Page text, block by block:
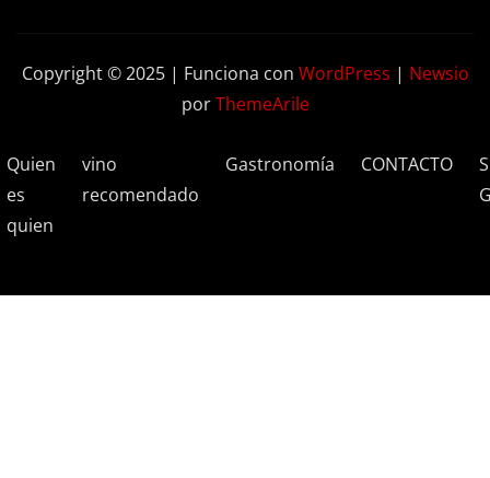
Copyright © 2025 | Funciona con WordPress | Newsio
porThemeArile
Quien
es
quien
vino
recomendado
Gastronomía CONTACTO